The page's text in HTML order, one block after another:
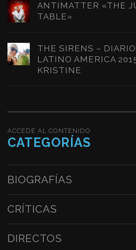
ANTIMATTER «THE
TABLE»
THE SIRENS –
LATINO AMERICA
KRISTINE
ACCEDE AL CONTENIDO
CATEGORÍAS
BIOGRAFÍAS
CRÍTICAS
DIRECTOS